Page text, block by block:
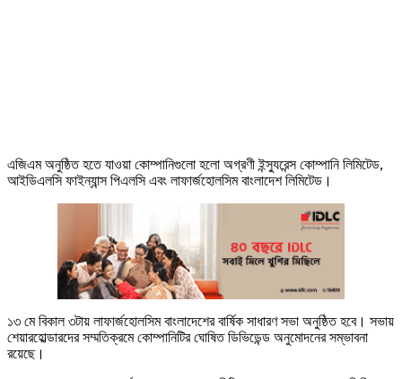
এজিএম অনুষ্ঠিত হতে যাওয়া কোম্পানিগুলো হলো অগ্রণী ইন্স্যুরেন্স কোম্পানি লিমিটেড,
আইডিএলসি ফাইন্যান্স পিএলসি এবং লাফার্জহোলসিম বাংলাদেশ লিমিটেড।
১৩ মে বিকাল ৩টায় লাফার্জহোলসিম বাংলাদেশের বার্ষিক সাধারণ সভা অনুষ্ঠিত হবে। সভায়
শেয়ারহোল্ডারদের সম্মতিক্রমে কোম্পানিটির ঘোষিত ডিভিডেন্ড অনুমোদনের সম্ভাবনা
রয়েছে।